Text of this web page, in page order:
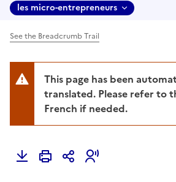
les micro-entrepreneurs
See the Breadcrumb Trail
This page has been automatically
translated. Please refer to
French if needed.